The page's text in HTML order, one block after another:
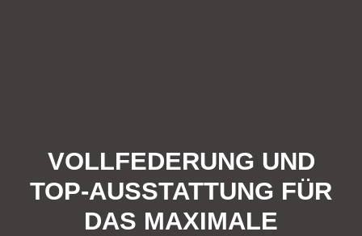
VOLLFEDERUNG UND
TOP-AUSSTATTUNG FÜR
DAS MAXIMALE